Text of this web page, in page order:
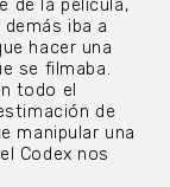
de la película,
iba a
hacer una
se filmaba.
todo el
de
manipular una
Codex nos